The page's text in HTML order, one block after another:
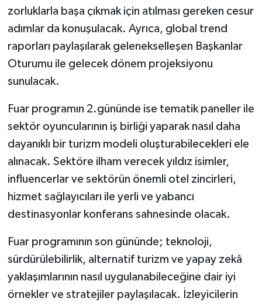
zorluklarla başa çıkmak için atılması gereken cesur
adımlar da konuşulacak. Ayrıca, global trend
raporları paylaşılarak gelenekselleşen Başkanlar
Oturumu ile gelecek dönem projeksiyonu
sunulacak.
Fuar programın 2.gününde ise tematik paneller ile
sektör oyuncularının iş birliği yaparak nasıl daha
dayanıklı bir turizm modeli oluşturabilecekleri ele
alınacak. Sektöre ilham verecek yıldız isimler,
influencerlar ve sektörün önemli otel zincirleri,
hizmet sağlayıcıları ile yerli ve yabancı
destinasyonlar konferans sahnesinde olacak.
Fuar programının son gününde; teknoloji,
sürdürülebilirlik, alternatif turizm ve yapay zekâ
yaklaşımlarının nasıl uygulanabileceğine dair iyi
örnekler ve stratejiler paylaşılacak. İzleyicilerin